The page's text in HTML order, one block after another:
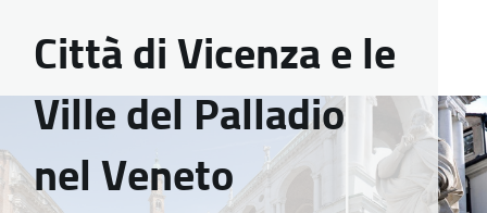
Città di Vicenza e le
Ville del Palladio
nel Veneto